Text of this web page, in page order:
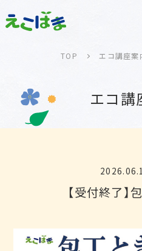
TOP エコ講座案
エコ講
【受付終了】